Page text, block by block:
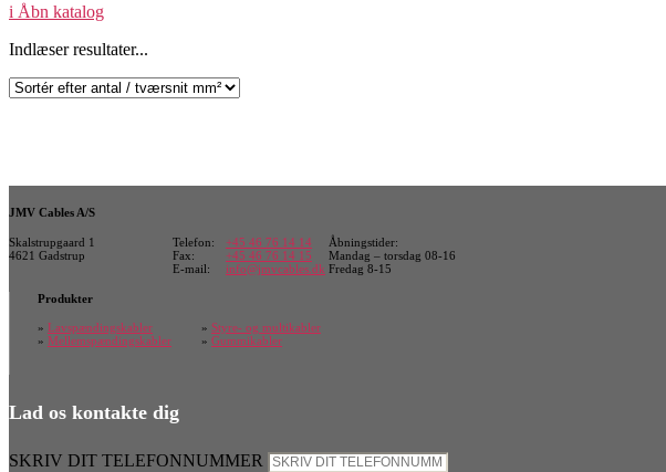
i Åbn katalog
Indlæser resultater...
JMV Cables A/S
Skalstrupgaard 1
4621 Gadstrup
Telefon:
Fax:
E-mail:
+45 46 76 14 14
+45 46 76 14 15
info@jmvcables.dk
Åbningstider:
Mandag – torsdag 08-16
Fredag 8-15
Produkter
» Lavspændingskabler
» Mellemspændingskabler
» Styre- og multikabler
» Gummikabler
Lad os kontakte dig
SKRIV DIT TELEFONNUMMER